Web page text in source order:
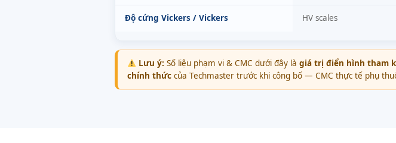
Độ cứng Vickers / Vickers HV scales
Lưu ý: Số liệu phạm vi & CMC dưới đây làgiá trị điển hình tham
chính thức của Techmaster trước khi công bố — CMC thực tế phụ